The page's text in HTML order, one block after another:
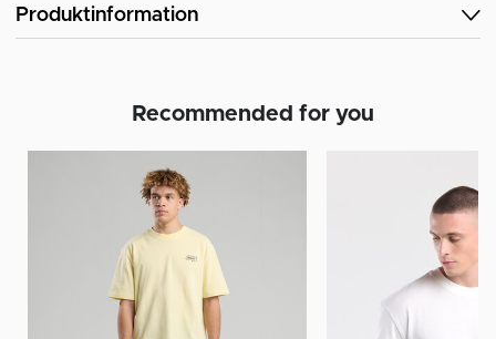
Produktinformation
Recommended for you